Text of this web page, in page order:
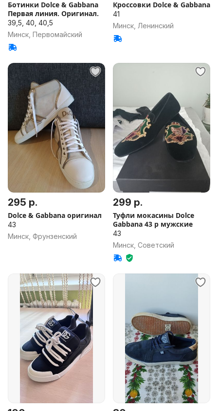
Ботинки Dolce & Gabbana
Первая линия. Оригинал.
39,5, 40, 40,5
Минск, Первомайский
Кроссовки Dolce & Gabbana
41
Минск, Ленинский
295 р.
Dolce & Gabbana оригинал
43
Минск, Фрунзенский
299 р.
Туфли мокасины Dolce
Gabbana 43 р мужские
43
Минск, Советский